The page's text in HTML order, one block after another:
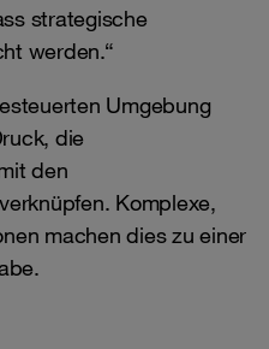
strategische
werden.“
Umgebung
die
den
Komplexe,
machen dies zu einer